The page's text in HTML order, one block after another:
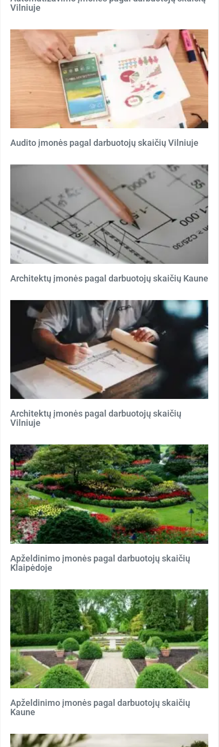
Vilniuje
Audito įmonės pagal darbuotojų skaičių Vilniuje
Architektų įmonės pagal darbuotojų skaičių Kaune
Architektų įmonės pagal darbuotojų skaičių
Vilniuje
Apželdinimo įmonės pagal darbuotojų skaičių
Klaipėdoje
Apželdinimo įmonės pagal darbuotojų skaičių
Kaune